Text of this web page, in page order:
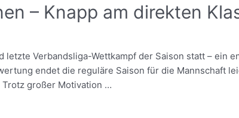
– Knapp am direkten
letzte Verbandsliga-Wettkampf der Saison statt – ein
endet die reguläre Saison für die Mannschaft
Trotz großer Motivation …